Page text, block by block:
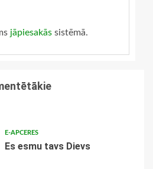
jāpiesakās sistēmā.
E-APCERES
Es esmu tavs Dievs